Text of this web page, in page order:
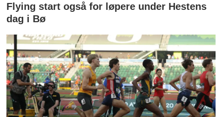
Flying start også for løpere under Hestens
dag i Bø